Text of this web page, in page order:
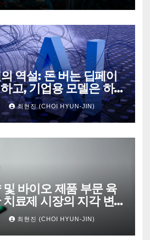
역설: 돈 버는 딥페이
고, 기업용 모델은 하
다운
최현진 (CHOI HYUN-JIN)
바이오 제품 부문 육
치료제 시장의 지각 변
최현진 (CHOI HYUN-JIN)